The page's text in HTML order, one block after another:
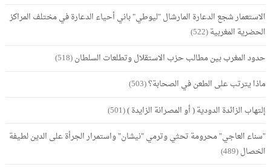
الاستعمار شجع الدعارة المارشال "ليوطي" باني أحياء الدعارة في مختلف المراكز
الحضرية المغربية(522)
حدود المغرب بين مطالب حزب الاستقلال وتطلعات السلطان(518)
ماذا يترتب على الطعن في الصحابة؟(503)
إلتهاب الزائدة الدودية ( أو المصرانة الزايدة )(501)
"سناء العاجي" محرومة تحثي وترمي "نيشان" واستمرار الجرأة على الدين لطيفة
الخصال(489)